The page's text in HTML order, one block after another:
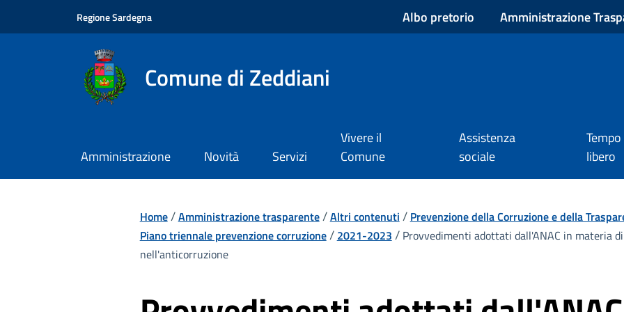
Regione Sardegna Albo pretorio Amministrazione
Comune di Zeddiani
Amministrazione Novità Servizi
Vivere il
Comune
Assistenza
sociale
Tempo
libero
Home/Amministrazione trasparente/Altri contenuti / Prevenzione della Corruzione e della
Piano triennale prevenzione corruzione/ 2021-2023 / Provvedimenti adottati dall'ANAC in materia
nell'anticorruzione